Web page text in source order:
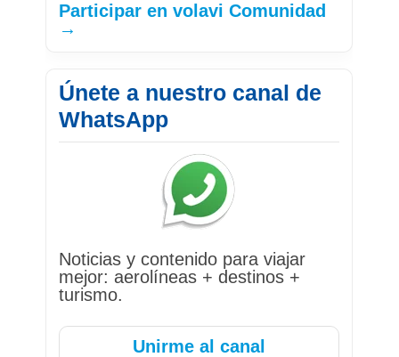
Participar en volavi Comunidad
→
Únete a nuestro canal de
WhatsApp
Noticias y contenido para viajar
mejor: aerolíneas + destinos +
turismo.
Unirme al canal